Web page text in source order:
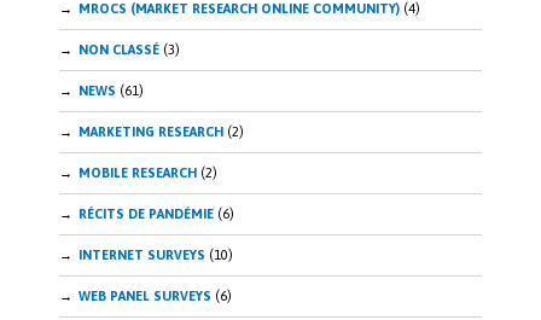
MROCS (MARKET RESEARCH ONLINE COMMUNITY) (4)
NON CLASSÉ (3)
NEWS (61)
MARKETING RESEARCH (2)
MOBILE RESEARCH (2)
RÉCITS DE PANDÉMIE (6)
INTERNET SURVEYS (10)
WEB PANEL SURVEYS (6)